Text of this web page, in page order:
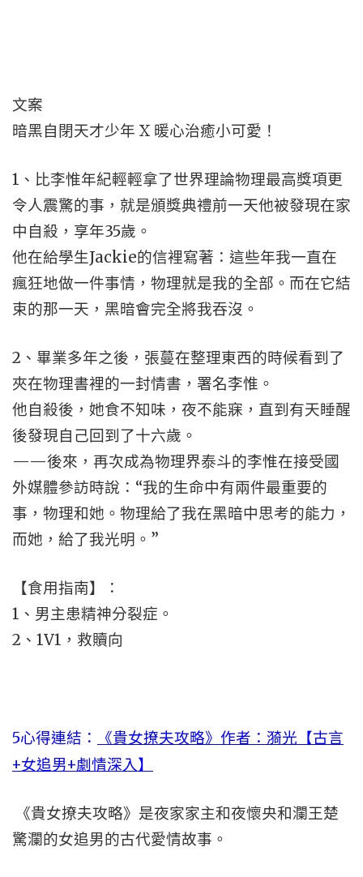
文案
暗黑自閉天才少年 X 暖心治癒小可愛！
1、比李惟年紀輕輕拿了世界理論物理最高獎項更
令人震驚的事，就是頒獎典禮前一天他被發現在家
中自殺，享年35歲。
他在給學生Jackie的信裡寫著：這些年我一直在
瘋狂地做一件事情，物理就是我的全部。而在它結
束的那一天，黑暗會完全將我吞沒。
2、畢業多年之後，張蔓在整理東西的時候看到了
夾在物理書裡的一封情書，署名李惟。
他自殺後，她食不知味，夜不能寐，直到有天睡醒
後發現自己回到了十六歲。
——後來，再次成為物理界泰斗的李惟在接受國
外媒體參訪時說：“我的生命中有兩件最重要的
事，物理和她。物理給了我在黑暗中思考的能力，
而她，給了我光明。”
【食用指南】：
1、男主患精神分裂症。
2、1V1，救贖向
5心得連結：
《貴女撩夫攻略》作者：漪光【古言
+女追男+劇情深入】
《貴女撩夫攻略》是夜家家主和夜懷央和瀾王楚
驚瀾的女追男的古代愛情故事。